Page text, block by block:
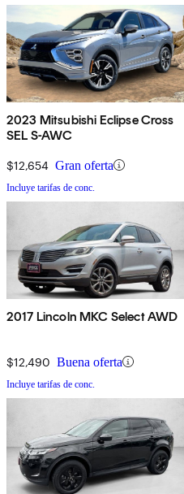
2023 Mitsubishi Eclipse Cross
SEL S-AWC
$12,654 Gran oferta
Incluye tarifas de conc.
2017 Lincoln MKC Select AWD
$12,490 Buena oferta
Incluye tarifas de conc.